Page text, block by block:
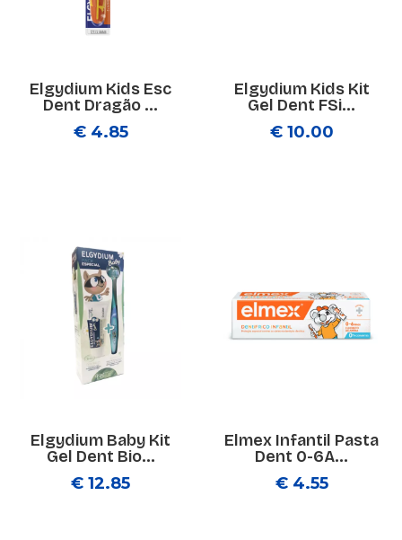
Elgydium Kids Esc
Dent Dragão ...
€ 4.85
Elgydium Kids Kit
Gel Dent FSi...
€ 10.00
Elgydium Baby Kit
Gel Dent Bio...
€ 12.85
Elmex Infantil Pasta
Dent 0-6A...
€ 4.55